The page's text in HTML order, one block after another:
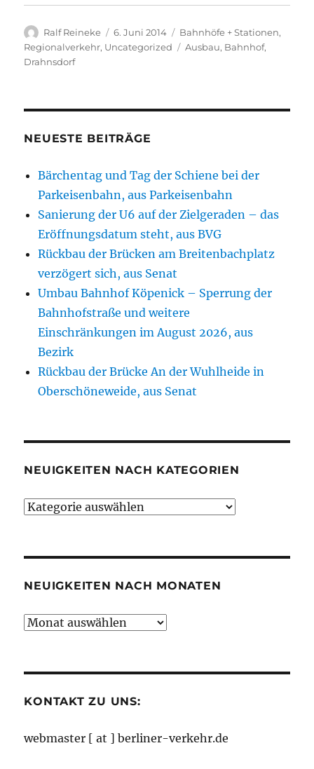
Autor
Ralf Reineke
Veröffentlicht
am
6. Juni 2014 Kategorien
Bahnhöfe + Stationen,
Regionalverkehr, Uncategorized Schlagwörter
Ausbau, Bahnhof,
Drahnsdorf
NEUESTE BEITRÄGE
Bärchentag und Tag der Schiene bei der
Parkeisenbahn, aus Parkeisenbahn
Sanierung der U6 auf der Zielgeraden – das
Eröffnungsdatum steht, aus BVG
Rückbau der Brücken am Breitenbachplatz
verzögert sich, aus Senat
Umbau Bahnhof Köpenick – Sperrung der
Bahnhofstraße und weitere
Einschränkungen im August 2026, aus
Bezirk
Rückbau der Brücke An der Wuhlheide in
Oberschöneweide, aus Senat
NEUIGKEITEN NACH KATEGORIEN
Neuigkeiten
NEUIGKEITEN NACH MONATEN
Neuigkeiten
KONTAKT ZU UNS:
webmaster [ at ] berliner-verkehr.de